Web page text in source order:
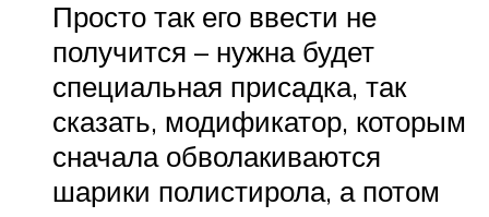
Просто так его ввести не
получится – нужна будет
специальная присадка, так
сказать, модификатор, которым
сначала обволакиваются
шарики полистирола, а потом